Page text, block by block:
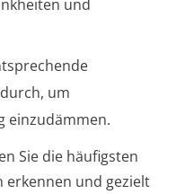
und
um
einzudämmen.
Sie die häufigsten
erkennen und gezielt